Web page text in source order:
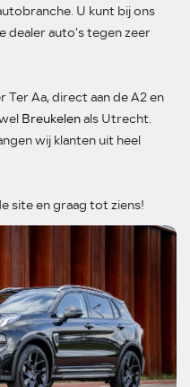
U kunt bij ons
auto’s tegen zeer
Aa, direct aan de A2 en
Breukelenals Utrecht.
wij klanten uit heel
site en graag tot ziens!